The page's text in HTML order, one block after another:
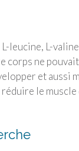
leucine, L-
corps ne
et aussi
le muscle